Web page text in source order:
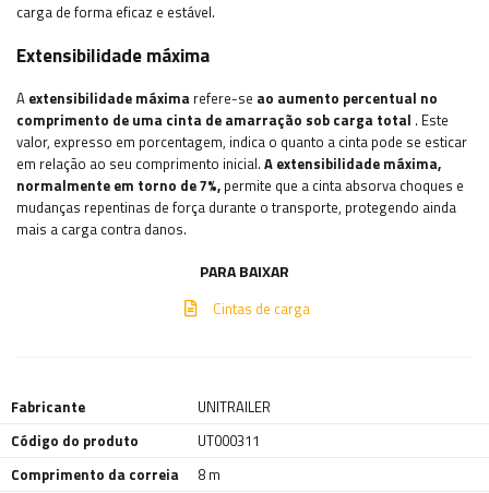
carga de forma eficaz e estável.
Extensibilidade máxima
A extensibilidade máxima refere-se ao aumento percentual no
comprimento de uma cinta de amarração sob carga total . Este
valor, expresso em porcentagem, indica o quanto a cinta pode se esticar
em relação ao seu comprimento inicial. A extensibilidade máxima,
normalmente em torno de 7%, permite que a cinta absorva choques e
mudanças repentinas de força durante o transporte, protegendo ainda
mais a carga contra danos.
PARA BAIXAR
Cintas de carga
Fabricante
UNITRAILER
Código do produto
UT000311
Comprimento da correia
8 m